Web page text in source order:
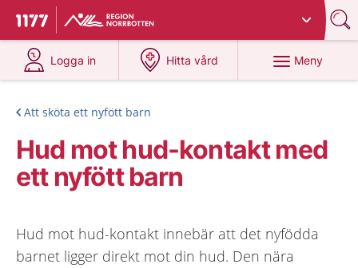
Till startsidan för 1177
Du har valt region
Logga in
på 1177.se
Hitta vård
på 1177.se
Meny
Att sköta ett nyfött barn
Hud mot hud-kontakt med
ett nyfött barn
Hud mot hud-kontakt innebär att det nyfödda
barnet ligger direkt mot din hud. Den nära